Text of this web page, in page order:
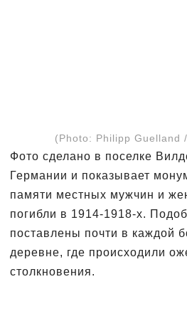
(Photo: Philipp Guelland
Фото сделано в поселке
Германии и показывает
памяти местных мужчин и
погибли в 1914-1918-х.
поставлены почти в каждой
деревне, где происходили
столкновения.